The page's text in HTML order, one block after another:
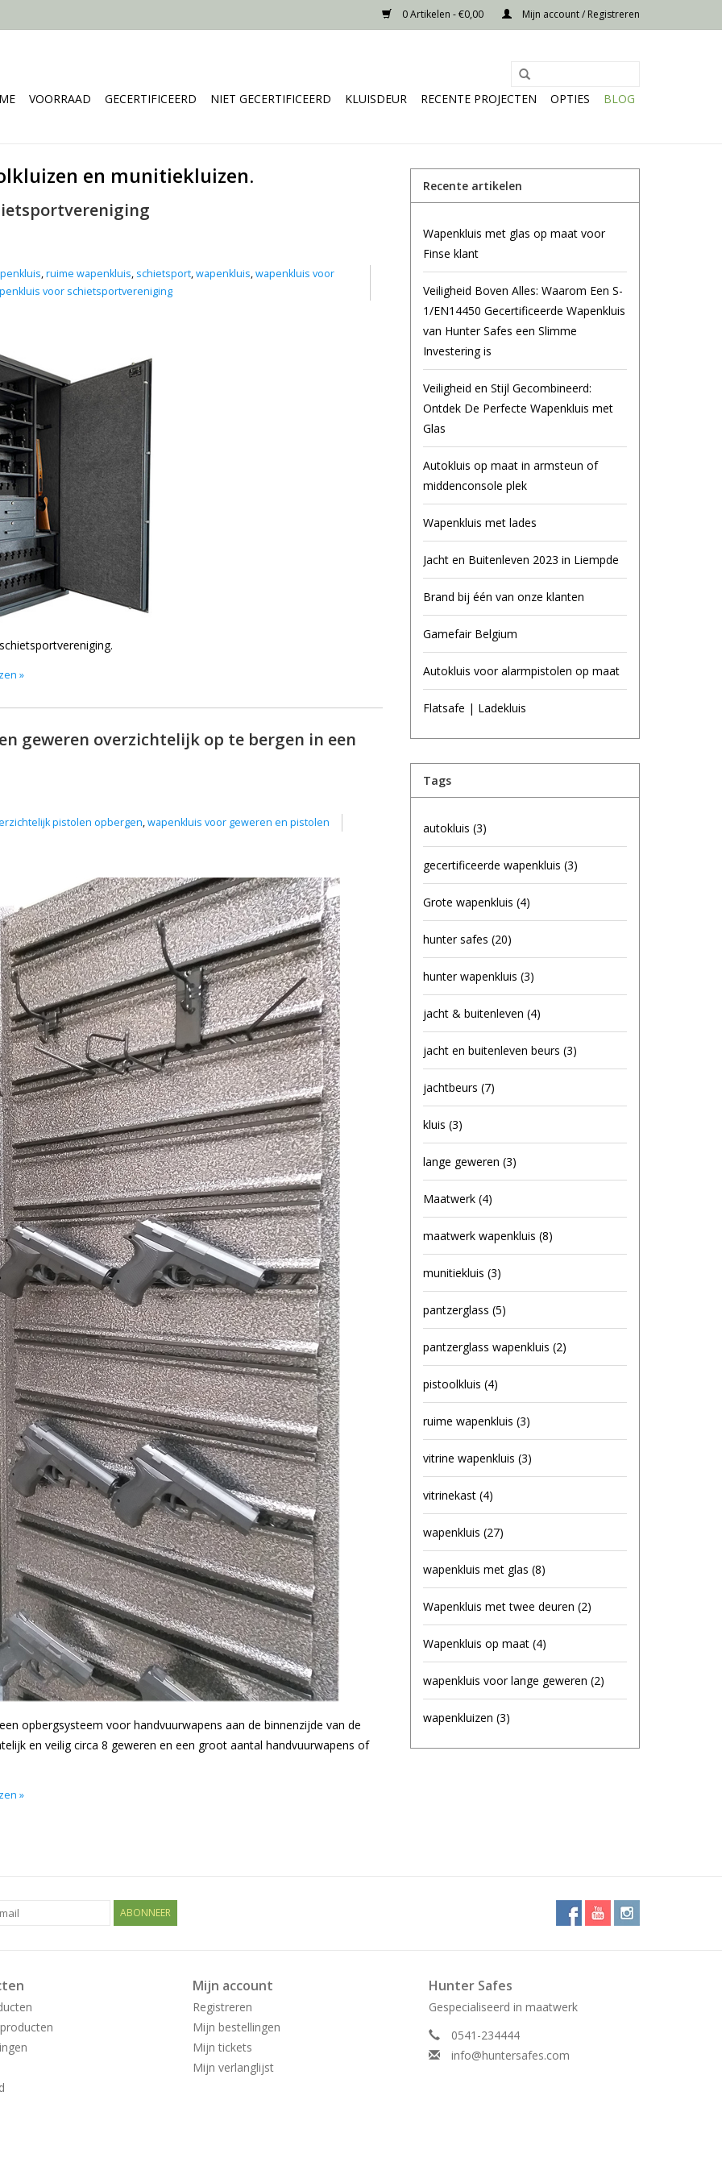
0 Artikelen - €0,00 Mijn account / Registreren
VOORRAAD GECERTIFICEERD NIET GECERTIFICEERD KLUISDEUR RECENTE PROJECTEN OPTIES BLOG
en munitiekluizen.
,ruime wapenkluis, schietsport,wapenkluis,wapenkluis voor
voor schietsportvereniging
»
geweren overzichtelijk op te bergen in een
pistolen opbergen,wapenkluis voor geweren en pistolen
opbergsysteem voor handvuurwapens aan de binnenzijde van de
en veilig circa 8 geweren en een groot aantal handvuurwapens of
»
Recente artikelen
Wapenkluis met glas op maat voor
Finse klant
Veiligheid Boven Alles: Waarom Een S-
1/EN14450 Gecertificeerde Wapenkluis
van Hunter Safes een Slimme
Investering is
Veiligheid en Stijl Gecombineerd:
Ontdek De Perfecte Wapenkluis met
Glas
Autokluis op maat in armsteun of
middenconsole plek
Wapenkluis met lades
Jacht en Buitenleven 2023 in Liempde
Brand bij één van onze klanten
Gamefair Belgium
Autokluis voor alarmpistolen op maat
Flatsafe | Ladekluis
Tags
autokluis (3)
gecertificeerde wapenkluis (3)
Grote wapenkluis (4)
hunter safes (20)
hunter wapenkluis (3)
jacht & buitenleven (4)
jacht en buitenleven beurs (3)
jachtbeurs (7)
kluis (3)
lange geweren (3)
Maatwerk (4)
maatwerk wapenkluis (8)
munitiekluis (3)
pantzerglass (5)
pantzerglass wapenkluis (2)
pistoolkluis (4)
ruime wapenkluis (3)
vitrine wapenkluis (3)
vitrinekast (4)
wapenkluis (27)
wapenkluis met glas (8)
Wapenkluis met twee deuren (2)
Wapenkluis op maat (4)
wapenkluis voor lange geweren (2)
wapenkluizen (3)
ABONNEER
Mijn account
Registreren
Mijn bestellingen
Mijn tickets
Mijn verlanglijst
Hunter Safes
Gespecialiseerd in maatwerk
0541-234444
info@huntersafes.com